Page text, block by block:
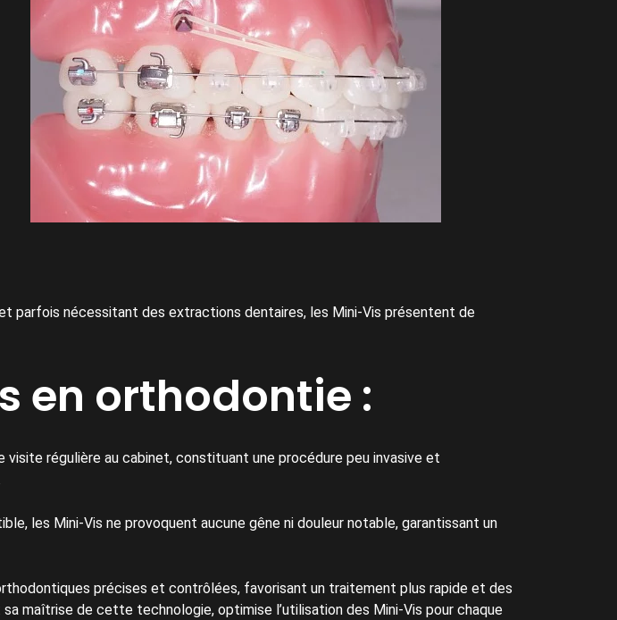
parfois nécessitant des extractions dentaires, les Mini-Vis présentent de
en orthodontie :
visite régulière au cabinet, constituant une procédure peu invasive et
les Mini-Vis ne provoquent aucune gêne ni douleur notable, garantissant un
précises et contrôlées, favorisant un traitement plus rapide et des
maîtrise de cette technologie, optimise l’utilisation des Mini-Vis pour chaque